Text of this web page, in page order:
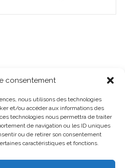
consentement
nous utilisons des technologies
et/ou accéder aux informations des
technologies nous permettra de traiter
de navigation ou les ID uniques
ou de retirer son consentement
caractéristiques et fonctions.